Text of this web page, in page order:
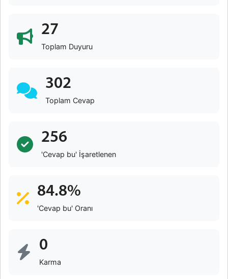
27
Toplam Duyuru
302
Toplam Cevap
256
'Cevap bu' İşaretlenen
84.8%
'Cevap bu' Oranı
0
Karma